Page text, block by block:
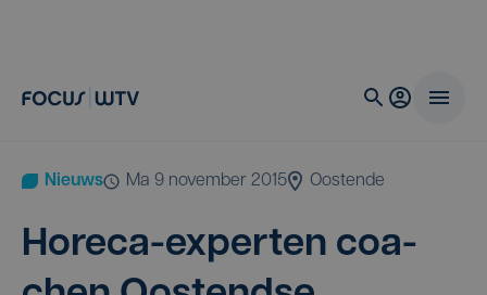
Nieuws ma 9 november 2015 Oostende
Hore­ca-exper­ten coa­